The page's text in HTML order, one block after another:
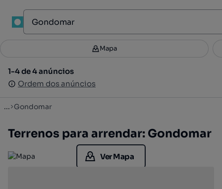
Filtros 3
1-4 de 4 anúncios
Ordem dos anúncios
Mapa
1-4 de 4 anúncios
Ordem dos anúncios
... Gondomar
Terrenos para arrendar: Gondomar
Ver Mapa